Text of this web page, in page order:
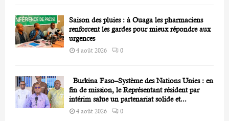
Saison des pluies : à Ouaga les pharmaciens
renforcent les gardes pour mieux répondre aux
urgences
4 août 2026 0
Burkina Faso–Système des Nations Unies : en
fin de mission, le Représentant résident par
intérim salue un partenariat solide et...
4 août 2026 0